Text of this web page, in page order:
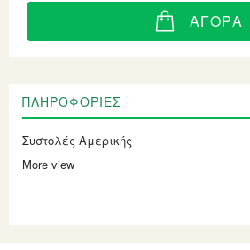
ΑΓΟΡΆ
ΠΛΗΡΟΦΟΡΊΕΣ
Συστολές Αμερικής
More view